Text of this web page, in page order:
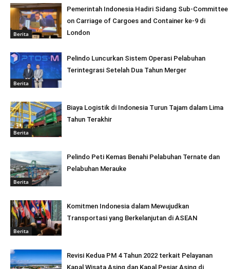
Berita
Pemerintah Indonesia Hadiri Sidang Sub-Committee
on Carriage of Cargoes and Container ke-9 di
London
Berita
Pelindo Luncurkan Sistem Operasi Pelabuhan
Terintegrasi Setelah Dua Tahun Merger
Berita
Biaya Logistik di Indonesia Turun Tajam dalam Lima
Tahun Terakhir
Berita
Pelindo Peti Kemas Benahi Pelabuhan Ternate dan
Pelabuhan Merauke
Berita
Komitmen Indonesia dalam Mewujudkan
Transportasi yang Berkelanjutan di ASEAN
Revisi Kedua PM 4 Tahun 2022 terkait Pelayanan
Kapal Wisata Asing dan Kapal Pesiar Asing di